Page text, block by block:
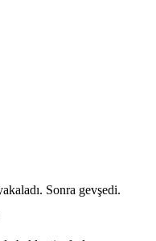
Sonra gevşedi.